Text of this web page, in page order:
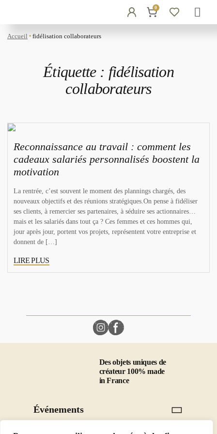
0
Accueil ● fidélisation collaborateurs
Étiquette : fidélisation
collaborateurs
Reconnaissance au travail : comment les
cadeaux salariés personnalisés boostent la
motivation
La rentrée, c’est souvent le moment des plannings chargés, des
nouveaux objectifs et des réunions stratégiques.On pense à fidéliser
ses clients, à remercier ses partenaires, à séduire ses actionnaires…
mais et les salariés dans tout ça ? Ces femmes et ces hommes qui,
jour après jour, portent vos projets, représentent votre entreprise et
donnent de […]
LIRE PLUS
Des objets uniques de
créateur 100% made
in France
Événements